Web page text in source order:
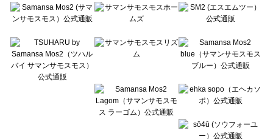
Te chichi（テチチ）のワンピース一覧
Te chichi CLASSIC（テチチ クラシック）のワンピース一覧
Lugnoncure（ルノンキュール）のワンピース一覧
BETTY'S BLUE（べティーズブルー）のワンピース一覧
Wpc.（ワールドパーティー）のワンピース一覧